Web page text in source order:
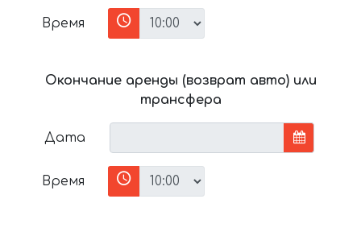
Время
Окончание аренды (возврат авто) или
трансфера
Дата
Время